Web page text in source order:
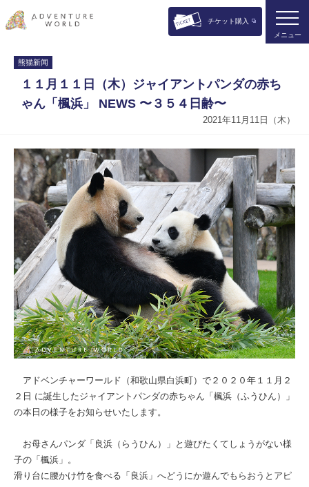
チケット購入
メニュー
熊猫新闻
１１月１１日（木）ジャイアントパンダの赤ち
ゃん「楓浜」 NEWS 〜３５４日齢〜
2021年11月11日（木）
アドベンチャーワールド（和歌山県白浜町）で２０２０年１１月２
２日 に誕生したジャイアントパンダの赤ちゃん「楓浜（ふうひん）」
の本日の様子をお知らせいたします。
お母さんパンダ「良浜（らうひん）」と遊びたくてしょうがない様
子の「楓浜」。
滑り台に腰かけ竹を食べる「良浜」へどうにか遊んでもらおうとアピ